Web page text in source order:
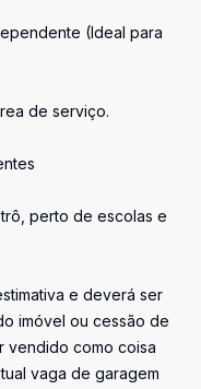
(Ideal para
de serviço.
perto de escolas e
e deverá ser
imóvel ou cessão de
vendido como coisa
vaga de garagem